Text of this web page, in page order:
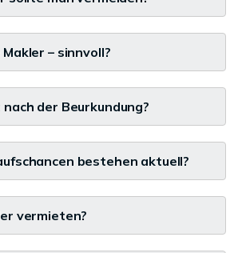
– sinnvoll?
der Beurkundung?
bestehen aktuell?
vermieten?